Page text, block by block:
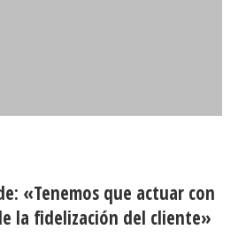
«Tenemos que actuar con
la fidelización del cliente»